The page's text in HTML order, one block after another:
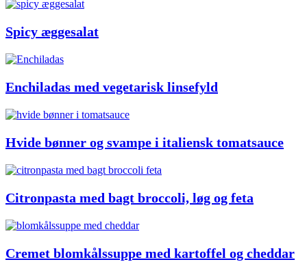
Spicy æggesalat
Enchiladas med vegetarisk linsefyld
Hvide bønner og svampe i italiensk tomatsauce
Citronpasta med bagt broccoli, løg og feta
Cremet blomkålssuppe med kartoffel og cheddar